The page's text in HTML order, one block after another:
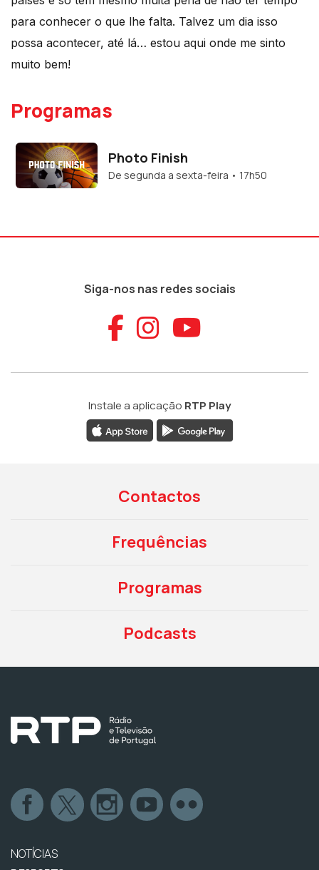
para conhecer o que lhe falta. Talvez um dia isso
possa acontecer, até lá… estou aqui onde me sinto
muito bem!
Programas
Photo Finish
De segunda a sexta-feira • 17h50
Siga-nos nas redes sociais
Aceder ao
Aceder ao
Aceder
Instale a aplicação RTP Play
Contactos
Frequências
Programas
Podcasts
NOTÍCIAS